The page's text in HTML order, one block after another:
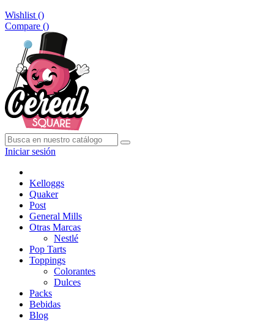
Wishlist ()
Compare ()
Iniciar sesión
Kelloggs
Quaker
Post
General Mills
Otras Marcas
Nestlé
Pop Tarts
Toppings
Colorantes
Dulces
Packs
Bebidas
Blog